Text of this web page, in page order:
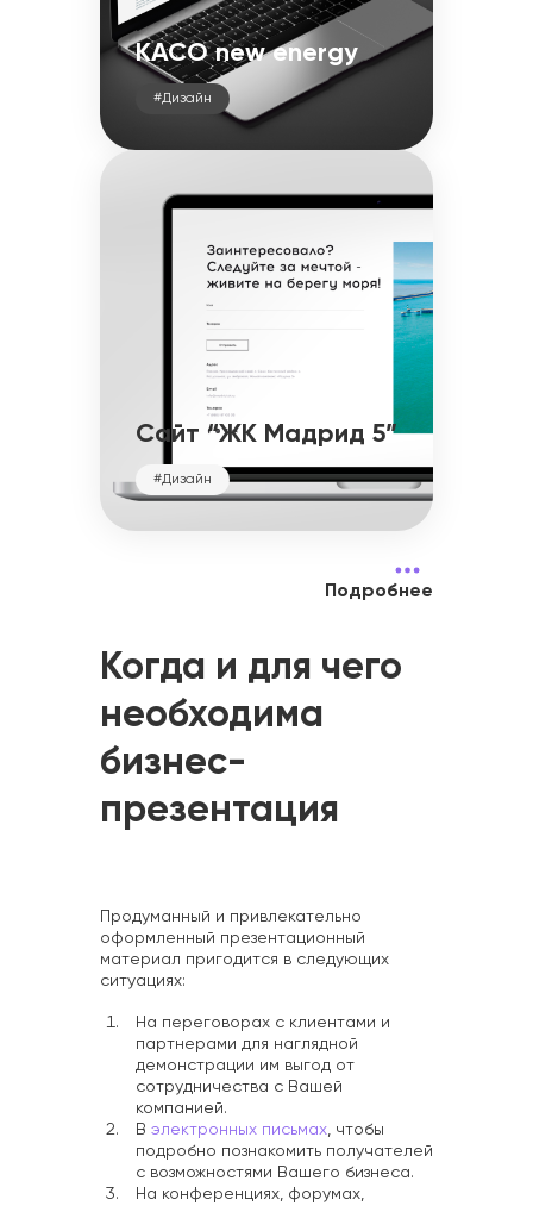
KACO new energy
#Дизайн
Сайт “ЖК Мадрид 5”
#Дизайн
Подробнее
Когда и для чего
необходима
бизнес-
презентация
Продуманный и привлекательно
оформленный презентационный
материал пригодится в следующих
ситуациях:
На переговорах с клиентами и
партнерами для наглядной
демонстрации им выгод от
сотрудничества с Вашей
компанией.
В электронных письмах, чтобы
подробно познакомить получателей
с возможностями Вашего бизнеса.
На конференциях, форумах,